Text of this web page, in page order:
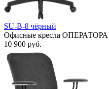
SU-B-8 чёрный
Офисные кресла ОПЕРАТОРА
10 900 руб.